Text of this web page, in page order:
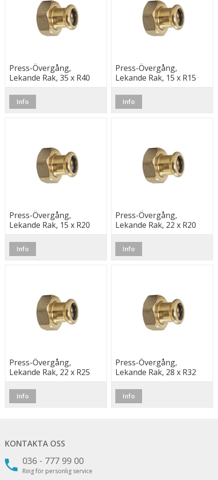
Press-Övergång,
Lekande Rak, 35 x R40
Info
Press-Övergång,
Lekande Rak, 15 x R15
Info
Press-Övergång,
Lekande Rak, 15 x R20
Info
Press-Övergång,
Lekande Rak, 22 x R20
Info
Press-Övergång,
Lekande Rak, 22 x R25
Info
Press-Övergång,
Lekande Rak, 28 x R32
Info
KONTAKTA OSS
036 - 777 99 00
Ring för personlig service